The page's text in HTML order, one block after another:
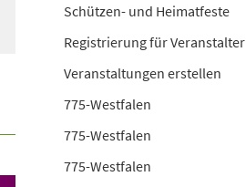
Schützen- und Heimatfeste
Registrierung für Veranstalter
Veranstaltungen erstellen
775-Westfalen
775-Westfalen
775-Westfalen